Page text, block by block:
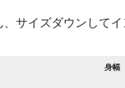
サイズダウンしてイ
身幅